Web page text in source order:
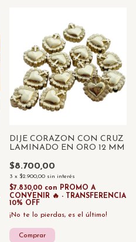
DIJE CORAZON CON CRUZ
LAMINADO EN ORO 12 MM
$8.700,00
3 x $2.900,00 sin interés
$7.830,00 con PROMO A
CONVENIR 🔥 - TRANSFERENCIA
10% OFF
¡No te lo pierdas, es el último!